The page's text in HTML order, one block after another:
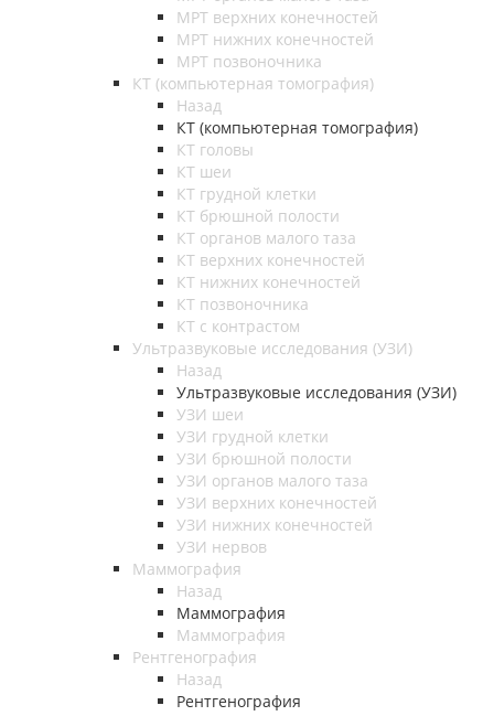
МРТ верхних конечностей
МРТ нижних конечностей
МРТ позвоночника
КТ (компьютерная томография)
Назад
КТ (компьютерная томография)
КТ головы
КТ шеи
КТ грудной клетки
КТ брюшной полости
КТ органов малого таза
КТ верхних конечностей
КТ нижних конечностей
КТ позвоночника
КТ с контрастом
Ультразвуковые исследования (УЗИ)
Назад
Ультразвуковые исследования (УЗИ)
УЗИ шеи
УЗИ грудной клетки
УЗИ брюшной полости
УЗИ органов малого таза
УЗИ верхних конечностей
УЗИ нижних конечностей
УЗИ нервов
Маммография
Назад
Маммография
Маммография
Рентгенография
Назад
Рентгенография